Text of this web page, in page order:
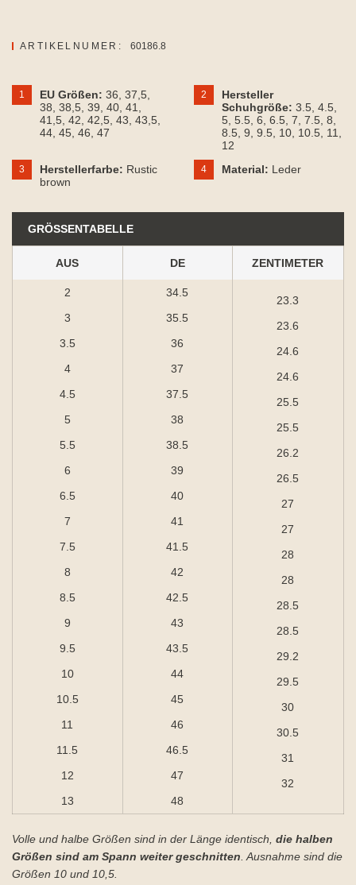
ARTIKELNUMER: 60186.8
1 EU Größen: 36 , 37,5
38 , 38,5 , 39 , 40 , 41
41,5 , 42 , 42,5 , 43 , 43,5
44 , 45 , 46 , 47
2
Hersteller
Schuhgröße: 3.5 , 4.5
5 , 5.5 , 6 , 6.5 , 7 , 7.5 , 8
8.5 , 9 , 9.5 , 10 , 10.5 , 11
12
3 Herstellerfarbe: Rustic
brown
4 Material: Leder
GRÖSSENTABELLE
AUS
2
3
3.5
4
4.5
5
5.5
6
6.5
7
7.5
8
8.5
9
9.5
10
10.5
11
11.5
12
13
DE
34.5
35.5
36
37
37.5
38
38.5
39
40
41
41.5
42
42.5
43
43.5
44
45
46
46.5
47
48
ZENTIMETER
23.3
23.6
24.6
24.6
25.5
25.5
26.2
26.5
27
27
28
28
28.5
28.5
29.2
29.5
30
30.5
31
32
Volle und halbe Größen sind in der Länge identisch, die halben
Größen sind am Spann weiter geschnitten . Ausnahme sind die
Größen 10 und 10,5.